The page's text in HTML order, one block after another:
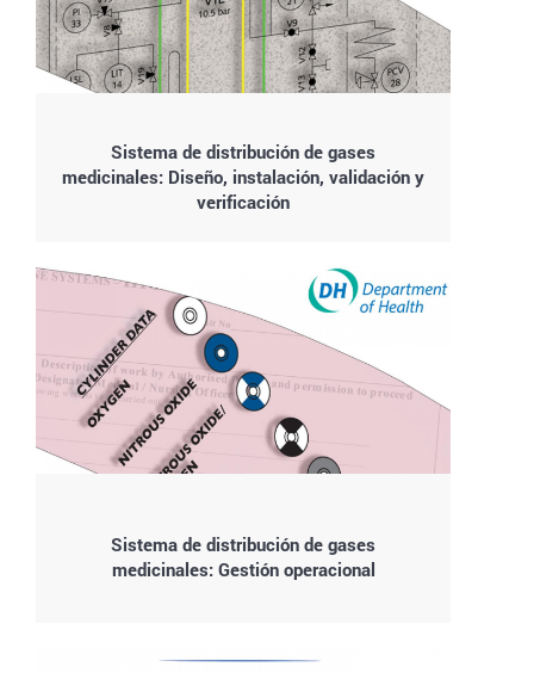
Sistema de distribución de gases
medicinales: Diseño, instalación, validación y
verificación
Sistema de distribución de gases
medicinales: Gestión operacional